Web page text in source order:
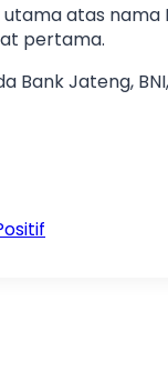
atas nama
pertama.
Jateng,